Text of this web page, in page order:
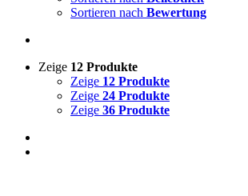
Sortieren nach Bewertung
Zeige 12 Produkte
Zeige 12 Produkte
Zeige 24 Produkte
Zeige 36 Produkte